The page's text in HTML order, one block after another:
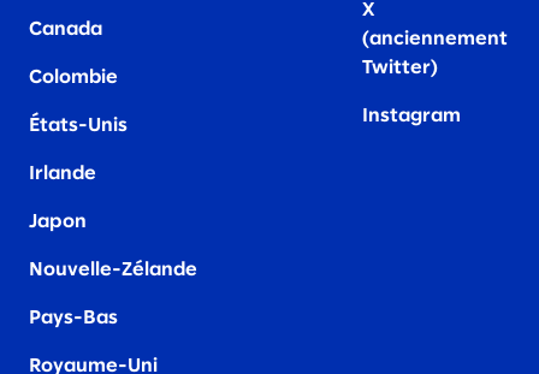
Canada
Colombie
États-Unis
Irlande
Japon
Nouvelle-Zélande
Pays-Bas
Royaume-Uni
X
(anciennement
Twitter)
Instagram